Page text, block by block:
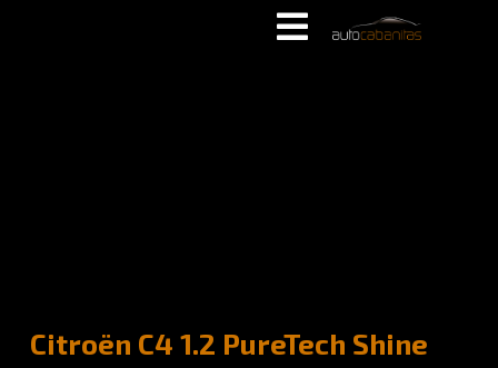
Citroën C4 1.2 PureTech Shine